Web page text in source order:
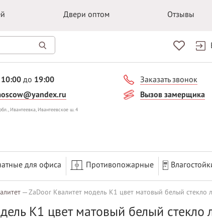
Двери оптом Отзывы
10:00 до 19:00
Ивантеевка, Ивантеевское ш. 4
Заказать звонок
Вызов замерщика
для офиса Противопожарные
ZaDoor Квалитет модель K1 цвет матовый белый стекло
K1 цвет матовый белый стекло